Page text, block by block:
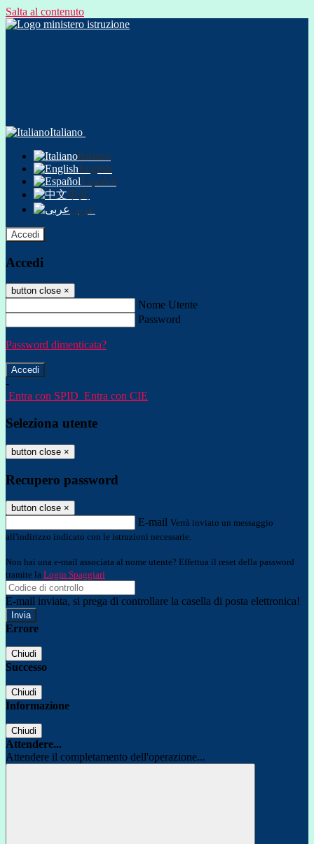
Salta al contenuto
Italiano
Italiano
English
Español
中文
عربى
Accedi
Accedi
button close ×
Nome Utente
Password
Password dimenticata?
-
Entra con SPID Entra con CIE
Seleziona utente
button close ×
Recupero password
button close ×
E-mail Verrà inviato un messaggio
all'indirizzo indicato con le istruzioni necessarie.
Non hai una e-mail associata al nome utente? Effettua il reset della password
tramite la Login Spaggiari
E-mail inviata, si prega di controllare la casella di posta elettronica!
Errore
Chiudi
Successo
Chiudi
Informazione
Chiudi
Attendere...
Attendere il completamento dell'operazione...